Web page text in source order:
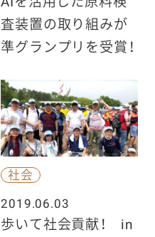
査装置の取り組みが
準グランプリを受賞！
社会
2019.06.03
歩いて社会貢献！ in